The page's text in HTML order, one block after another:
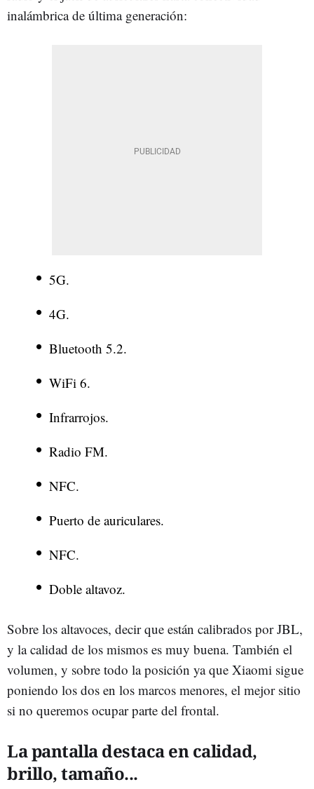
inalámbrica de última generación:
5G.
4G.
Bluetooth 5.2.
WiFi 6.
Infrarrojos.
Radio FM.
NFC.
Puerto de auriculares.
NFC.
Doble altavoz.
Sobre los altavoces, decir que están calibrados por JBL,
y la calidad de los mismos es muy buena. También el
volumen, y sobre todo la posición ya que Xiaomi sigue
poniendo los dos en los marcos menores, el mejor sitio
si no queremos ocupar parte del frontal.
La pantalla destaca en calidad,
brillo, tamaño...